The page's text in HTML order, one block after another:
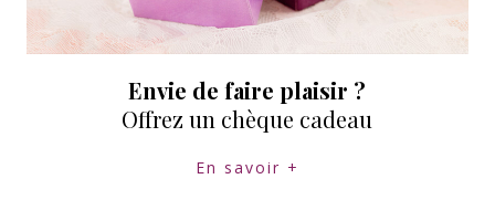
Envie de faire plaisir ?
Offrez un chèque cadeau
En savoir +